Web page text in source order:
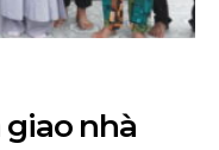
giao nhà